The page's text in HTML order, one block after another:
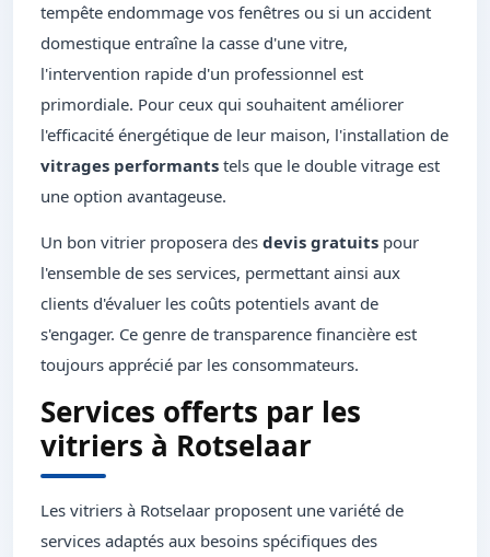
tempête endommage vos fenêtres ou si un accident
domestique entraîne la casse d'une vitre,
l'intervention rapide d'un professionnel est
primordiale. Pour ceux qui souhaitent améliorer
l'efficacité énergétique de leur maison, l'installation de
vitrages performants tels que le double vitrage est
une option avantageuse.
Un bon vitrier proposera des devis gratuits pour
l'ensemble de ses services, permettant ainsi aux
clients d'évaluer les coûts potentiels avant de
s'engager. Ce genre de transparence financière est
toujours apprécié par les consommateurs.
Services offerts par les
vitriers à Rotselaar
Les vitriers à Rotselaar proposent une variété de
services adaptés aux besoins spécifiques des